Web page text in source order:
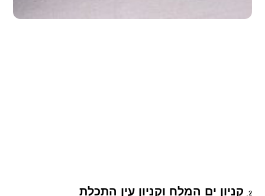
קניון ים המלח וקניון עין התכלת